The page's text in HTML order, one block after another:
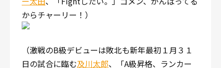
からチャーリー！）
（激戦のB級デビューは敗北も新年最初１月３１
日の試合に臨む及川太郎、「A級昇格、ランカー